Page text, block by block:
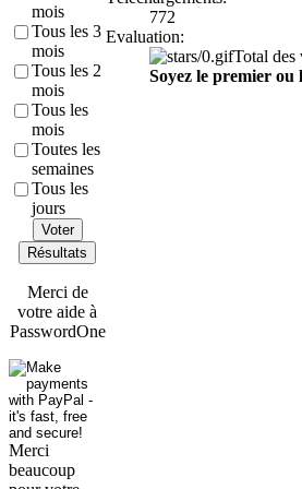
mois
Tous les 3
mois
Tous les 2
mois
Tous les
mois
Toutes les
semaines
Tous les
jours
Voter
Résultats
Merci de
votre aide à
PasswordOne
Merci
beaucoup
772
Evaluation:
Total des
Soyez le premier